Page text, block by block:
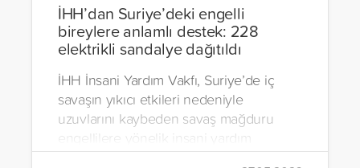
İHH’dan Suriye’deki engelli
bireylere anlamlı destek: 228
elektrikli sandalye dağıtıldı
İHH İnsani Yardım Vakfı, Suriye’de iç
savaşın yıkıcı etkileri nedeniyle
uzuvlarını kaybeden savaş mağduru
engellilere yönelik insani yardım
çalışmalarını aralıksız sürdürüyor. Vakıf,